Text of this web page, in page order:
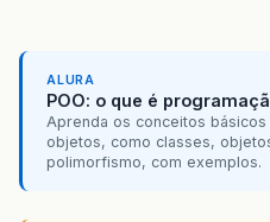
ALURA
POO: o que é
Aprenda os conceitos
objetos, como classes,
polimorfismo, com exemplos.